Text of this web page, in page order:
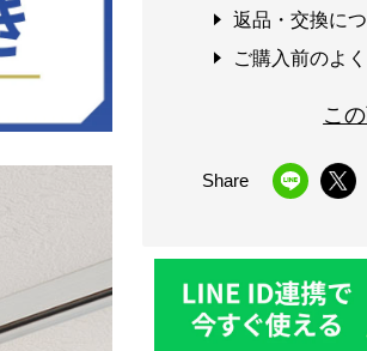
返品・交換に
ご購入前のよ
こ
Share